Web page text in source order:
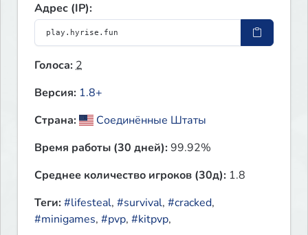
Адрес (IP):
Голоса:2
Версия: 1.8+
Страна:
Соединённые Штаты
Время работы (30 дней):99.92%
Среднее количество игроков (30д): 1.8
Теги:#lifesteal, #survival, #cracked,
#minigames, #pvp, #kitpvp,